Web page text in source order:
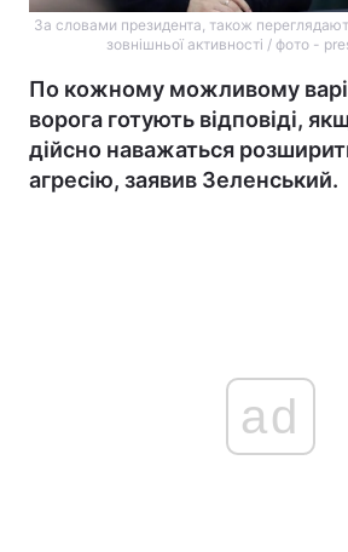
За словами президента, також
зовнішньої активності / фото -
По кожному можливому
ворога готують відповіді,
дійсно наважаться
агресію, заявив Зеленський.
ad